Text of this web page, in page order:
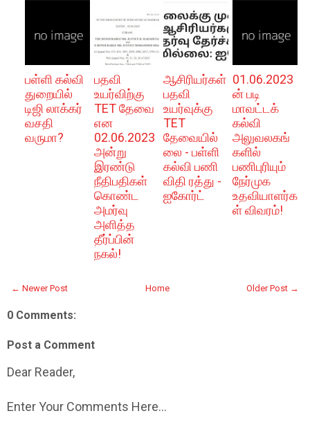
பள்ளி கல்வி
துறையில்
டிஜி லாக்கர்
வசதி
வருமா?
பதவி
உயர்விற்கு
TET தேவை
என
02.06.2023
அன்று
இரண்டு
நீதிபதிகள்
கொண்ட
அமர்வு
அளித்த
தீர்ப்பின்
நகல்!
ஆசிரியர்கள்
பதவி
உயர்வுக்கு
TET
தேவையில்
லை - பள்ளி
கல்வி பணி
விதி ரத்து -
ஐகோர்ட்
01.06.2023
ன் படி
மாவட்டக்
கல்வி
அலுவலகங்
களில்
பணிபுரியும்
நேர்முக
உதவியாளர்க
ள் விவரம்!
← Newer Post Older Post →
Home
0 Comments:
Post a Comment
Dear Reader,
Enter Your Comments Here...